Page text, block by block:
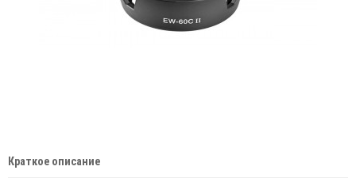
Краткое описание